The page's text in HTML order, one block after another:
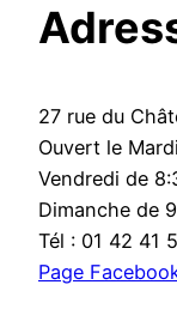
27 rue du
Ouvert le
Vendredi de
Dimanche de
Tél : 01 42 41
Page